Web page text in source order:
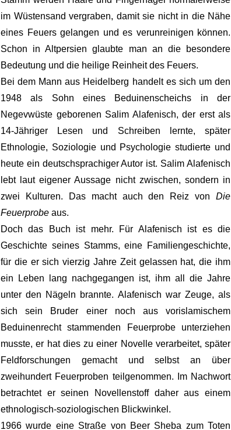
im Wüstensand vergraben, damit sie nicht in die Nähe
eines Feuers gelangen und es verunreinigen können.
Schon in Altpersien glaubte man an die besondere
Bedeutung und die heilige Reinheit des Feuers.
Bei dem Mann aus Heidelberg handelt es sich um den
1948 als Sohn eines Beduinenscheichs in der
Negevwüste geborenen Salim Alafenisch, der erst als
14-Jähriger Lesen und Schreiben lernte, später
Ethnologie, Soziologie und Psychologie studierte und
heute ein deutschsprachiger Autor ist. Salim Alafenisch
lebt laut eigener Aussage nicht zwischen, sondern in
zwei Kulturen. Das macht auch den Reiz von Die
Feuerprobe aus.
Doch das Buch ist mehr. Für Alafenisch ist es die
Geschichte seines Stamms, eine Familiengeschichte,
für die er sich vierzig Jahre Zeit gelassen hat, die ihm
ein Leben lang nachgegangen ist, ihm all die Jahre
unter den Nägeln brannte. Alafenisch war Zeuge, als
sich sein Bruder einer noch aus vorislamischem
Beduinenrecht stammenden Feuerprobe unterziehen
musste, er hat dies zu einer Novelle verarbeitet, später
Feldforschungen gemacht und selbst an über
zweihundert Feuerproben teilgenommen. Im Nachwort
betrachtet er seinen Novellenstoff daher aus einem
ethnologisch-soziologischen Blickwinkel.
1966 wurde eine Straße von Beer Sheba zum Toten